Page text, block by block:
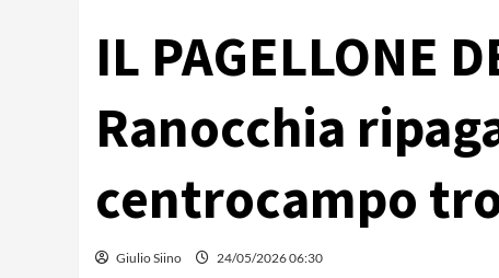
IL PAGELLONE
Ranocchia
centrocampo
Giulio Siino 24/05/2026 06:30